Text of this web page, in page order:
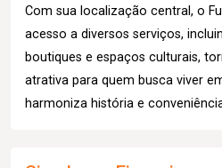
Com sua localização central, o
acesso a diversos serviços,
boutiques e espaços culturais,
atrativa para quem busca viver
harmoniza história e